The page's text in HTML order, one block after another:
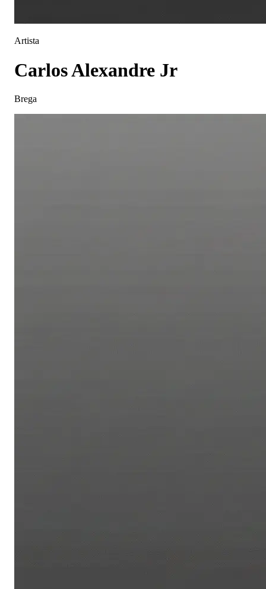
Artista
Carlos Alexandre Jr
Brega